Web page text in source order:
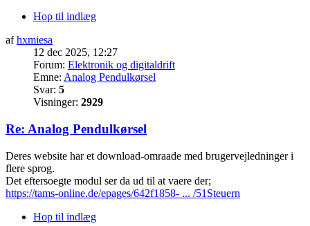
Hop til indlæg
afhxmiesa
12 dec 2025, 12:27
Forum: Elektronik og digitaldrift
Emne: Analog Pendulkørsel
Svar: 5
Visninger: 2929
Re: Analog Pendulkørsel
Deres website har et download-omraade med brugervejledninger i
flere sprog.
Det eftersoegte modul ser da ud til at vaere der;
https://tams-online.de/epages/642f1858- ... /51Steuern
Hop til indlæg